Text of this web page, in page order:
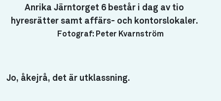
Anrika Järntorget 6 består i dag av tio
hyresrätter samt affärs- och kontorslokaler.
Fotograf: Peter Kvarnström
Jo, åkejrå, det är utklassning.